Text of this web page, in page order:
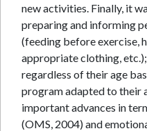
new activities. Finally, it
preparing and informing
(feeding before exercise,
appropriate clothing,
regardless of their age
program adapted to their
important advances in
(OMS, 2004) and